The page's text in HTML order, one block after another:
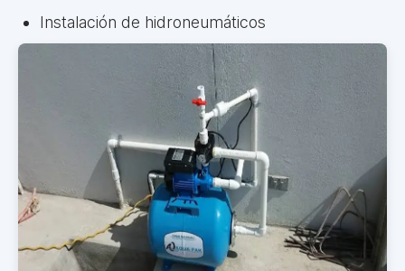
Instalación de hidroneumáticos